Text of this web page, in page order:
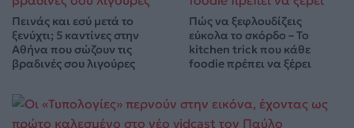
Πεινάς και εσύ μετά το
ξενύχτι; 5 καντίνες στην
Αθήνα που σώζουν τις
βραδινές σου λιγούρες
Πώς να ξεφλουδίζεις
εύκολα το σκόρδο – Το
kitchen trick που κάθε
foodie πρέπει να ξέρει